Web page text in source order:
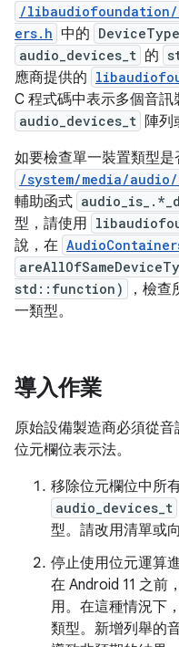
/libaudiofoundation/
ers.h 中的
audio_devices_t 的
應商提供的
C 程式碼中表示多個音
audio_devices_t 陣列
如要檢查單一裝置類型
/system/media/
輔助函式
型，請使用
說，在
std::function )
，檢
一類型。
導入作業
原始設備製造商必須從
位元欄位表示法。
移除位元欄位中所
audio_devices_t
型。請改用清單或向
停止使用位元運算
在 Android 11 之前
用。在這種情況下
類型。新增列舉的